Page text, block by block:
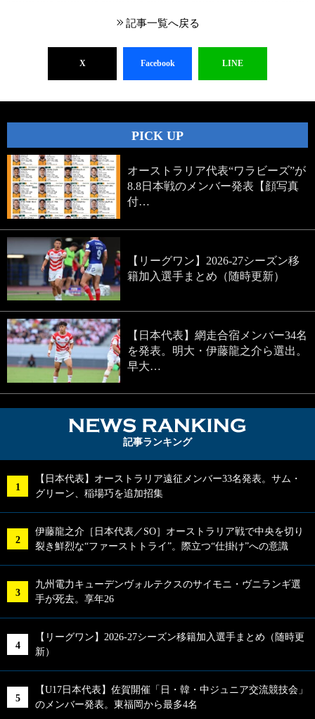
記事一覧へ戻る
X Facebook LINE
PICK UP
オーストラリア代表“ワラビーズ”が
8.8日本戦のメンバー発表【顔写真
付…
【リーグワン】2026-27シーズン移
籍加入選手まとめ（随時更新）
【日本代表】網走合宿メンバー34名
を発表。明大・伊藤龍之介ら選出。
早大…
記事ランキング
【日本代表】オーストラリア遠征メンバー33名発表。サム・
グリーン、稲場巧を追加招集
伊藤龍之介［日本代表／SO］オーストラリア戦で中央を切り
裂き鮮烈な“ファーストトライ”。際立つ“仕掛け”への意識
九州電力キューデンヴォルテクスのサイモニ・ヴニランギ選
手が死去。享年26
【リーグワン】2026-27シーズン移籍加入選手まとめ（随時更
新）
【U17日本代表】佐賀開催「日・韓・中ジュニア交流競技会」
のメンバー発表。東福岡から最多4名